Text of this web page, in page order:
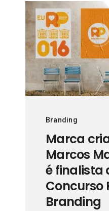
Branding
Marca
Marcos
é finalista
Concurso
Branding